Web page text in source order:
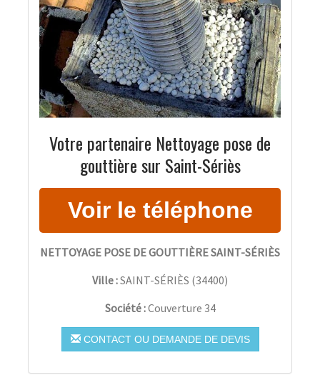
Votre partenaire Nettoyage pose de
gouttière sur Saint-Sériès
NETTOYAGE POSE DE GOUTTIÈRE SAINT-SÉRIÈS
Ville :SAINT-SÉRIÈS (34400)
Société :Couverture 34
CONTACT OU DEMANDE DE DEVIS